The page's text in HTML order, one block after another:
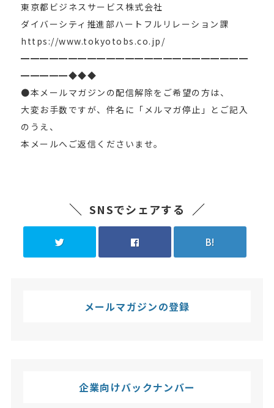
東京都ビジネスサービス株式会社
ダイバーシティ推進部ハートフルリレーション課
https://www.tokyotobs.co.jp/
━━━━━━━━━━━━━━━━━━━━━━━━
━━━━━◆◆◆
●本メールマガジンの配信解除をご希望の方は、
大変お手数ですが、件名に「メルマガ停止」とご記入
のうえ、
本メールへご返信くださいませ。
SNSでシェアする
B!
メールマガジンの登録
企業向けバックナンバー